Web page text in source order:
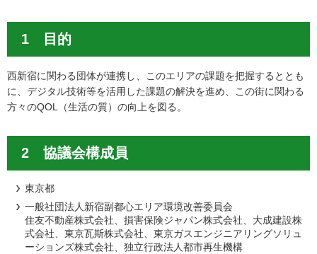
1 目的
西新宿に関わる団体が連携し、このエリアの課題を把握するととも
に、デジタル技術等を活用した課題の解決を進め、この街に関わる
方々のQOL（生活の質）の向上を図る。
2 協議会構成員
東京都
一般社団法人新宿副都心エリア環境改善委員会
住友不動産株式会社、損害保険ジャパン株式会社、大成建設株
式会社、東京瓦斯株式会社、東京ガスエンジニアリングソリュ
ーションズ株式会社、独立行政法人都市再生機構